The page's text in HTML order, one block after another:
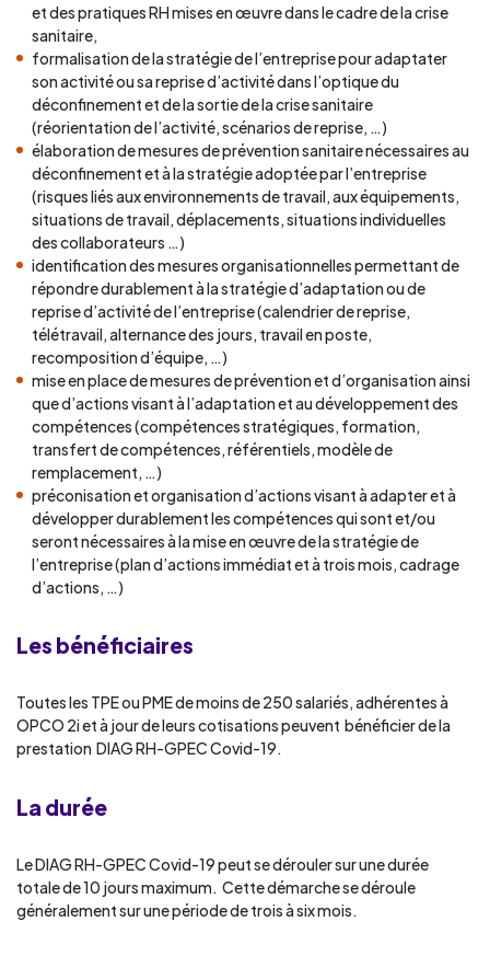
et des pratiques RH mises en œuvre dans le cadre de la crise
sanitaire,
formalisation de la stratégie de l’entreprise pour adaptater
son activité ou sa reprise d’activité dans l’optique du
déconfinement et de la sortie de la crise sanitaire
(réorientation de l’activité, scénarios de reprise, …)
élaboration de mesures de prévention sanitaire nécessaires au
déconfinement et à la stratégie adoptée par l’entreprise
(risques liés aux environnements de travail, aux équipements,
situations de travail, déplacements, situations individuelles
des collaborateurs …)
identification des mesures organisationnelles permettant de
répondre durablement à la stratégie d’adaptation ou de
reprise d’activité de l’entreprise (calendrier de reprise,
télétravail, alternance des jours, travail en poste,
recomposition d’équipe, …)
mise en place de mesures de prévention et d’organisation ainsi
que d’actions visant à l’adaptation et au développement des
compétences (compétences stratégiques, formation,
transfert de compétences, référentiels, modèle de
remplacement, …)
préconisation et organisation d’actions visant à adapter et à
développer durablement les compétences qui sont et/ou
seront nécessaires à la mise en œuvre de la stratégie de
l’entreprise (plan d’actions immédiat et à trois mois, cadrage
d’actions, …)
Les bénéficiaires
Toutes les TPE ou PME de moins de 250 salariés, adhérentes à
OPCO 2i et à jour de leurs cotisations peuvent bénéficier de la
prestation DIAG RH-GPEC Covid-19.
La durée
Le DIAG RH-GPEC Covid-19 peut se dérouler sur une durée
totale de 10 jours maximum. Cette démarche se déroule
généralement sur une période de trois à six mois.